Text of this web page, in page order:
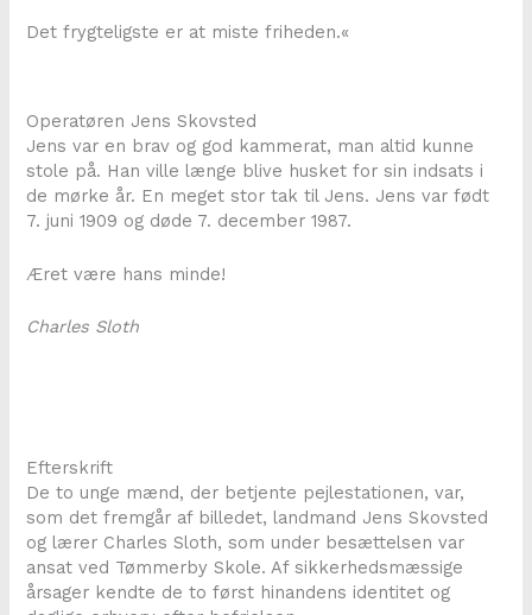
Det frygteligste er at miste friheden.«
Operatøren Jens Skovsted
Jens var en brav og god kammerat, man altid kunne
stole på. Han ville længe blive husket for sin indsats i
de mørke år. En meget stor tak til Jens. Jens var født
7. juni 1909 og døde 7. december 1987.
Æret være hans minde!
Charles Sloth
Efterskrift
De to unge mænd, der betjente pejlestationen, var,
som det fremgår af billedet, landmand Jens Skovsted
og lærer Charles Sloth, som under besættelsen var
ansat ved Tømmerby Skole. Af sikkerhedsmæssige
årsager kendte de to først hinandens identitet og